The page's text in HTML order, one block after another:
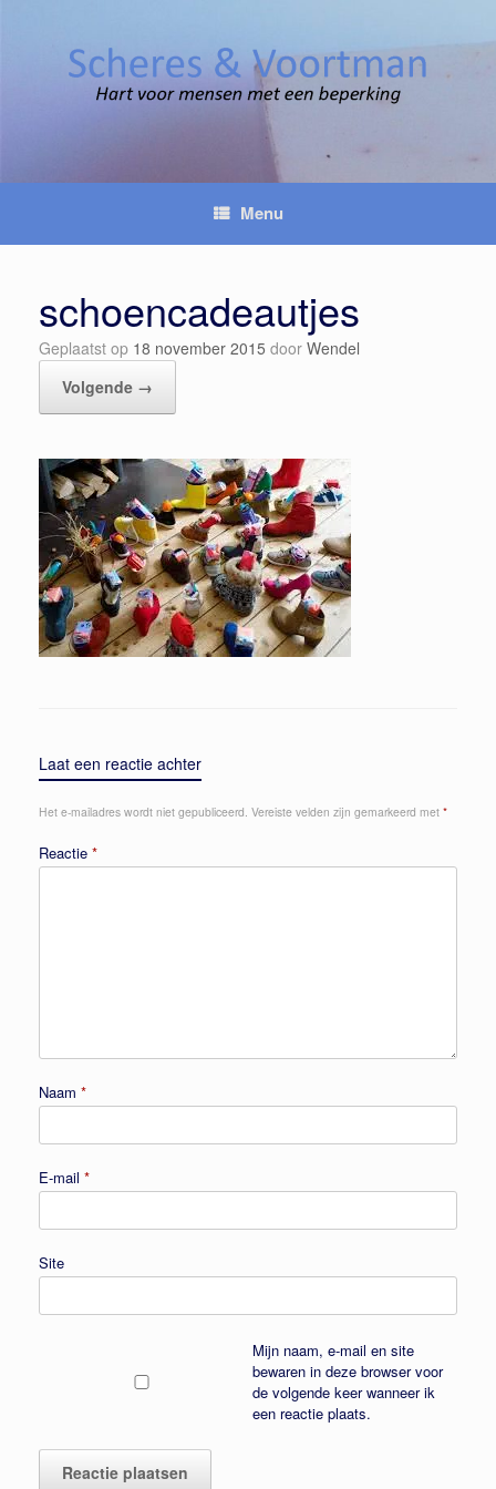
Menu
schoencadeautjes
Geplaatst op 18 november 2015 door Wendel
Volgende →
Laat een reactie achter
Het e-mailadres wordt niet gepubliceerd. Vereiste velden zijn gemarkeerd met *
Reactie *
Naam *
E-mail *
Site
Mijn naam, e-mail en site
bewaren in deze browser voor
de volgende keer wanneer ik
een reactie plaats.